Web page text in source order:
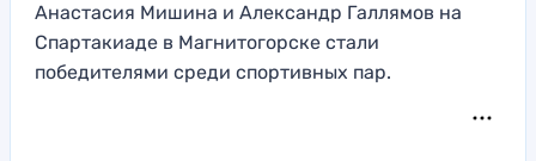
Анастасия Мишина и Александр Галлямов на
Спартакиаде в Магнитогорске стали
победителями среди спортивных пар.